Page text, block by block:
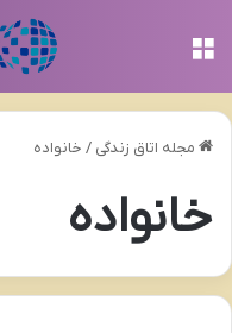
مجله اتاق زندگی / خانواده
خانواده